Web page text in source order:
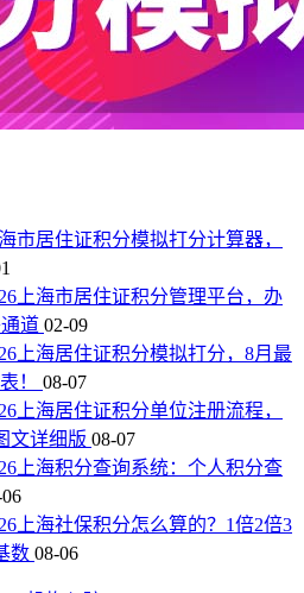
市居住证积分模拟打分计算器，
上海市居住证积分管理平台，办
道 02-09
上海居住证积分模拟打分，8月最
！ 08-07
上海居住证积分单位注册流程，
文详细版 08-07
上海积分查询系统：个人积分查
上海社保积分怎么算的？1倍2倍3
数 08-06